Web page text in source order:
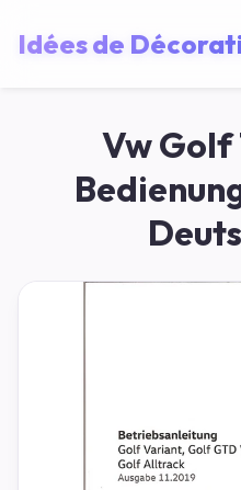
Idées de
Vw